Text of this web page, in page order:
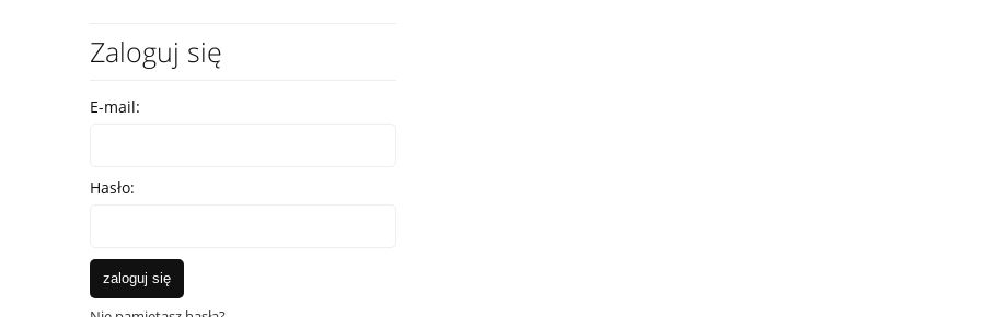
Zaloguj się
E-mail:
Hasło:
zaloguj się